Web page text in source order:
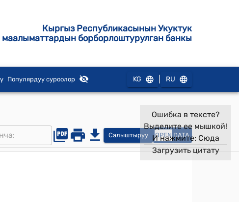
Кыргыз Республикасынын Укуктук
маалыматтардын борборлоштурулган банкы
Популярдуу суроолор KG RU
Салыштыруу OPEN DATA
Ошибка в тексте?
Выделите ее мышкой!
И нажмите: Сюда
Загрузить цитату